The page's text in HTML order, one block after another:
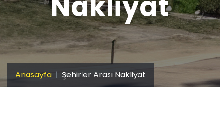
Anasayfa Şehirler Arası Nakliyat